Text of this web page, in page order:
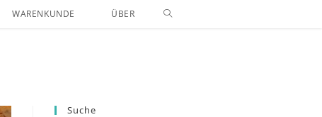
WARENKUNDE ÜBER
Suche